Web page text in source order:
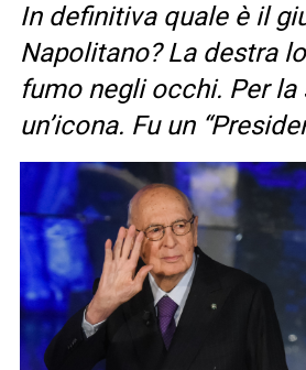
In definitiva quale è il
Napolitano? La destra
fumo negli occhi. Per la
un’icona. Fu un